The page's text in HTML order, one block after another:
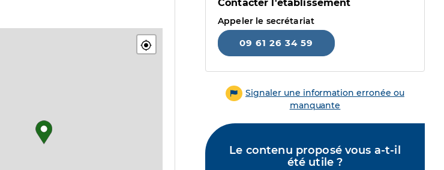
Contacter l'établissement
Appeler le secrétariat
09 61 26 34 59
Signaler une information erronée ou
manquante
Le contenu proposé vous a-t-il
été utile ?